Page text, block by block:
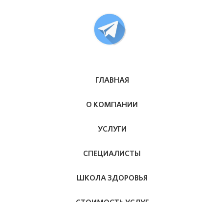
ГЛАВНАЯ
О КОМПАНИИ
УСЛУГИ
СПЕЦИАЛИСТЫ
ШКОЛА ЗДОРОВЬЯ